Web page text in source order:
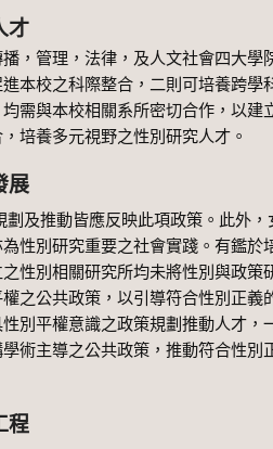
才
管理，法律，及人文社會四大學
本校之科際整合，二則可培養跨學
需與本校相關系所密切合作，以建
培養多元視野之性別研究人才。
展
推動皆應反映此項政策。此外，
性別研究重要之社會實踐。有鑑於
性別相關研究所均未將性別與政策
之公共政策，以引導符合性別正義
別平權意識之政策規劃推動人才，
術主導之公共政策，推動符合性別
程